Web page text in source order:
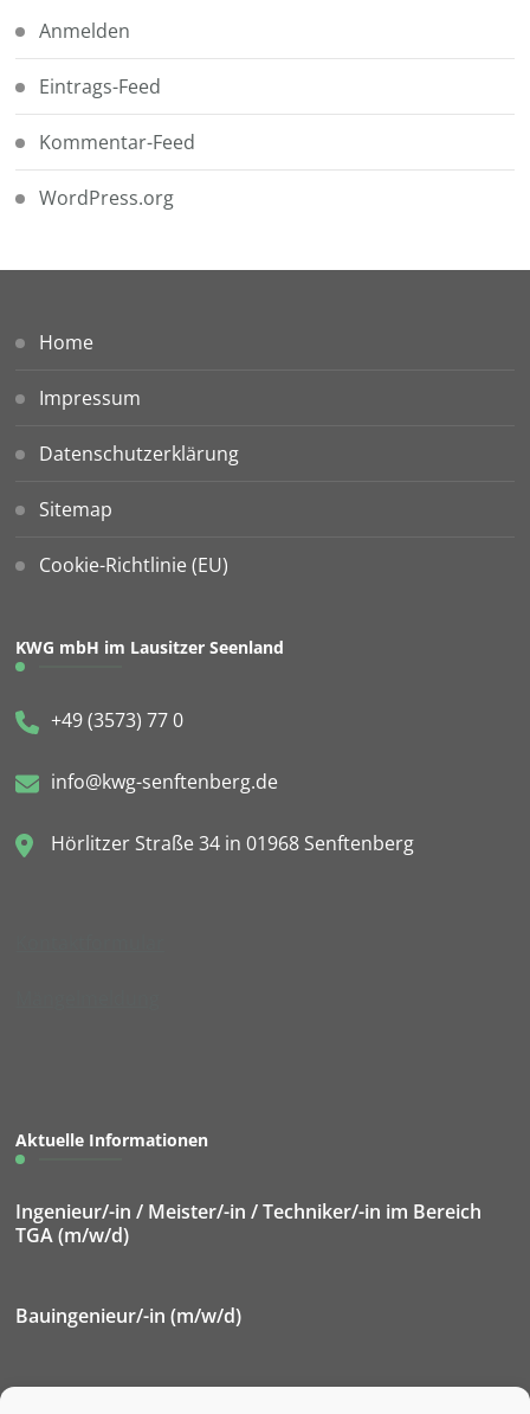
Anmelden
Eintrags-Feed
Kommentar-Feed
WordPress.org
Home
Impressum
Datenschutzerklärung
Sitemap
Cookie-Richtlinie (EU)
KWG mbH im Lausitzer Seenland
+49 (3573) 77 0
info@kwg-senftenberg.de
Hörlitzer Straße 34 in 01968 Senftenberg
Aktuelle Informationen
Ingenieur/-in / Meister/-in / Techniker/-in im Bereich
TGA (m/w/d)
Bauingenieur/-in (m/w/d)
Elektroniker/-in für Betriebstechnik (m/w/d)